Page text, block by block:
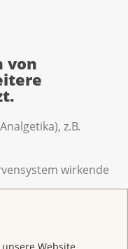
von
z.B.
wirkende